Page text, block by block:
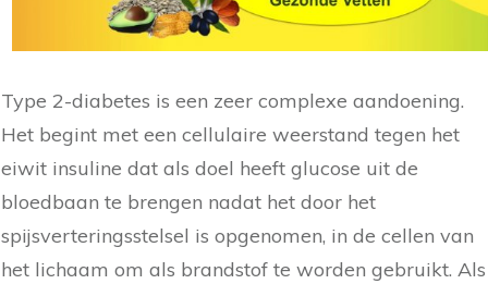
Type 2-diabetes is een zeer complexe aandoening.
Het begint met een cellulaire weerstand tegen het
eiwit insuline dat als doel heeft glucose uit de
bloedbaan te brengen nadat het door het
spijsverteringsstelsel is opgenomen, in de cellen van
het lichaam om als brandstof te worden gebruikt. Als